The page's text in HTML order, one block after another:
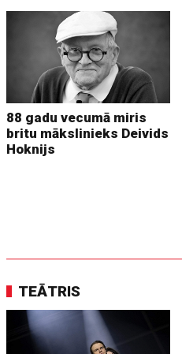
88 gadu vecumā miris
britu mākslinieks Deivids
Hoknijs
TEĀTRIS